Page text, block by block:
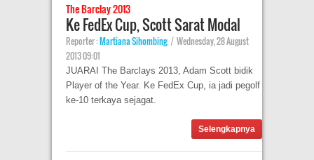
The Barclay 2013
Ke FedEx Cup, Scott Sarat Modal
Reporter :Martiana Sihombing | Wednesday, 28 August
2013 09:01
JUARAI The Barclays 2013, Adam Scott bidik
Player of the Year. Ke FedEx Cup, ia jadi pegolf
ke-10 terkaya sejagat.
Selengkapnya